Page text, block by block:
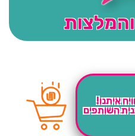
איתנו!
השותפים